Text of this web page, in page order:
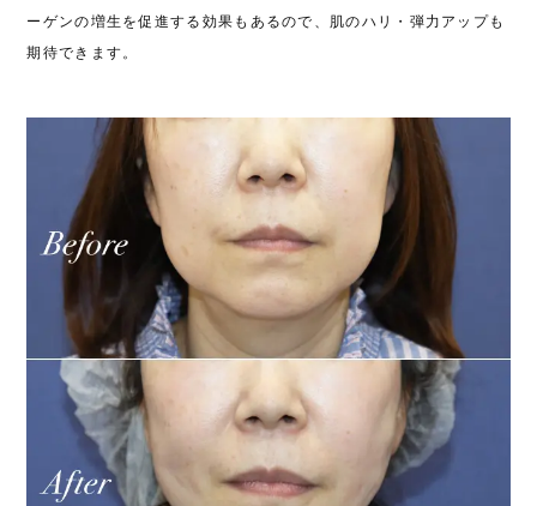
ーゲンの増生を促進する効果もあるので、肌のハリ・弾力アップも
期待できます。